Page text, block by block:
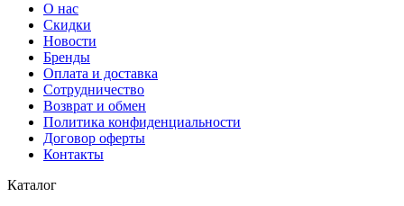
О нас
Скидки
Новости
Бренды
Оплата и доставка
Сотрудничество
Возврат и обмен
Политика конфиденциальности
Договор оферты
Контакты
Каталог